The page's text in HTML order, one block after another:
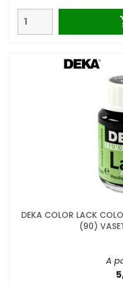
DEKA COLOR LACK
(90)
A